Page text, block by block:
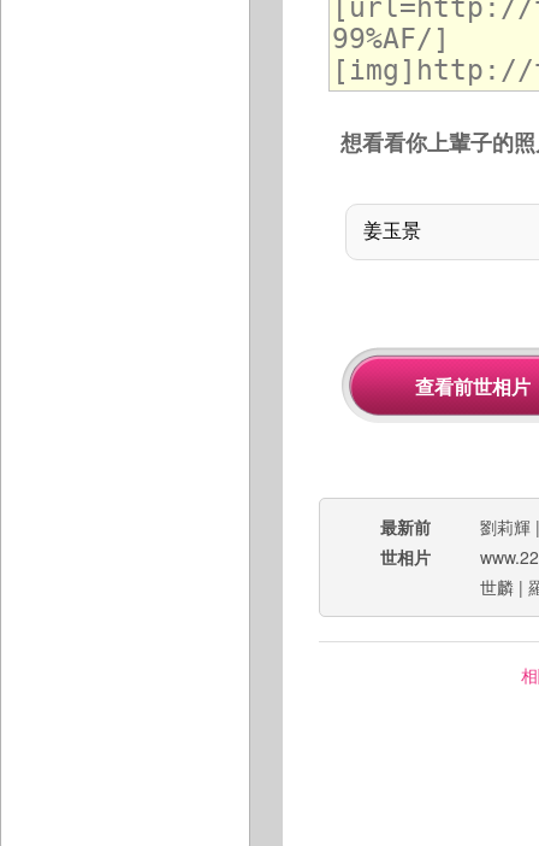
想看看你上輩子的
最新前
世相片
劉莉輝
世麟 |